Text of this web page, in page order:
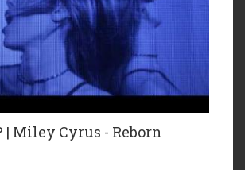
| Miley Cyrus - Reborn